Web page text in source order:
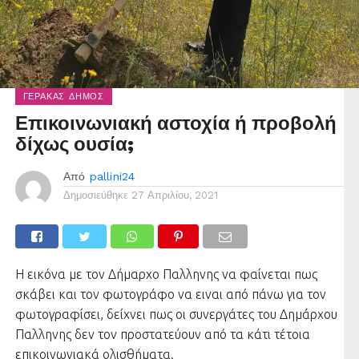
ΓΈΡΑΚΑΣ ΔΉΜΟΣ
Επικοινωνιακή αστοχία ή προβολή
δίχως ουσία;
Από pallini24
Δημοσιεύθηκε 27 Απριλίου, 2021
Η εικόνα με τον Δήμαρχο Παλληνης να φαίνεται πως
σκάβει και τον φωτογράφο να ειναι από πάνω για τον
φωτογραφίσει, δείχνει πως οι συνεργάτες του Δημάρχου
Παλληνης δεν τον προστατεύουν από τα κάτι τέτοια
επικοινωνιακά ολισθήματα.